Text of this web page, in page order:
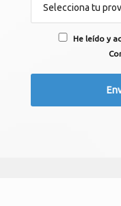
He leído y